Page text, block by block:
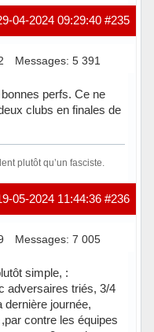
#235
04-2024 09:29:40
Messages: 5 391
perfs. Ce ne
clubs en finales de
plutôt qu’un fasciste.
#236
05-2024 11:44:36
Messages: 7 005
simple, :
adversaires triés, 3/4
dernière journée,
contre les équipes